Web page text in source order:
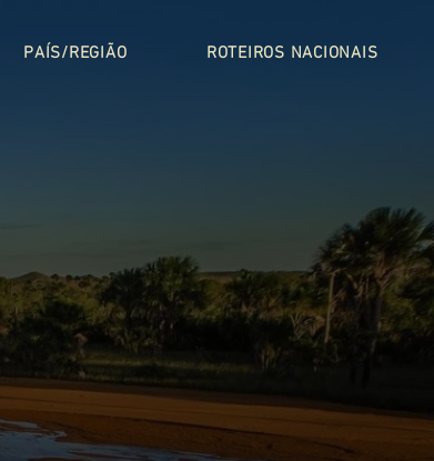
PAÍS/REGIÃO ROTEIROS NACIONAIS